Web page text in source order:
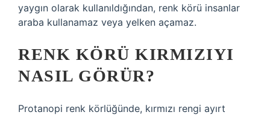
yaygın olarak kullanıldığından, renk körü insanlar
araba kullanamaz veya yelken açamaz.
RENK KÖRÜ KIRMIZIYI
NASIL GÖRÜR?
Protanopi renk körlüğünde, kırmızı rengi ayırt